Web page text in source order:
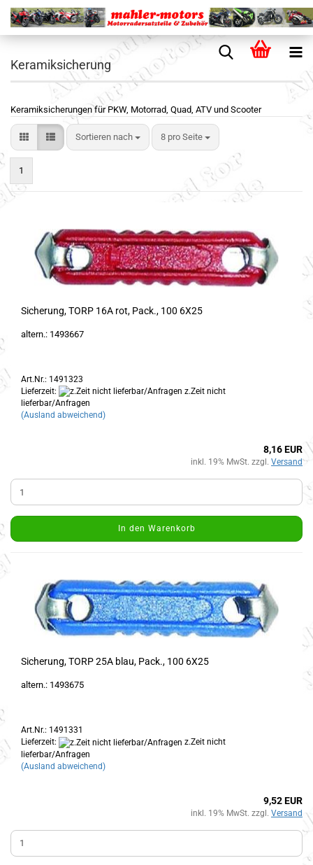
Keramiksicherung
Keramiksicherungen für PKW, Motorrad, Quad, ATV und Scooter
Sortieren nach 8 pro Seite
1
Sicherung, TORP 16A rot, Pack., 100 6X25
altern.: 1493667
Art.Nr.: 1491323
Lieferzeit:
z.Zeit nicht
lieferbar/Anfragen
(Ausland abweichend)
8,16 EUR
inkl. 19% MwSt. zzgl. Versand
In den Warenkorb
Sicherung, TORP 25A blau, Pack., 100 6X25
altern.: 1493675
Art.Nr.: 1491331
Lieferzeit:
z.Zeit nicht
lieferbar/Anfragen
(Ausland abweichend)
9,52 EUR
inkl. 19% MwSt. zzgl. Versand